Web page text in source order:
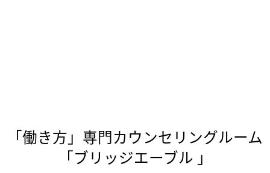
「働き方」専門カウンセリングルーム
「ブリッジエーブル 」